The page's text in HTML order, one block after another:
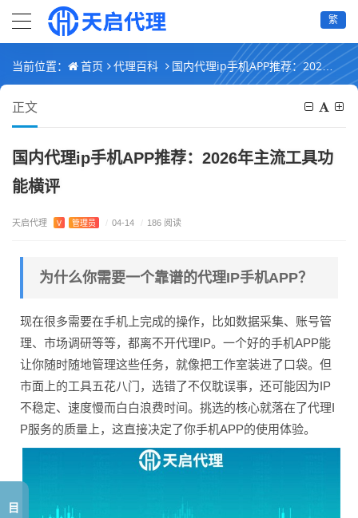
繁
当前位置： 首页 代理百科 国内代理ip手机APP推荐：2026年主流工具功能横评
正文
国内代理ip手机APP推荐：2026年主流工具功
能横评
天启代理 V 管理员 / 04-14 / 186 阅读
为什么你需要一个靠谱的代理IP手机APP？
现在很多需要在手机上完成的操作，比如数据采集、账号管
理、市场调研等等，都离不开代理IP。一个好的手机APP能
让你随时随地管理这些任务，就像把工作室装进了口袋。但
市面上的工具五花八门，选错了不仅耽误事，还可能因为IP
不稳定、速度慢而白白浪费时间。挑选的核心就落在了代理I
P服务的质量上，这直接决定了你手机APP的使用体验。
目